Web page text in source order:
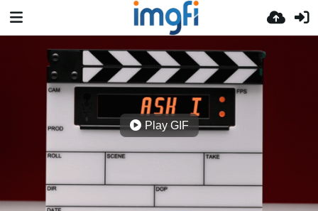
Play GIF